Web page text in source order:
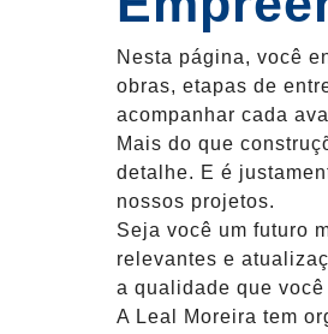
Nesta página, você
obras, etapas de
acompanhar cada
Mais do que
detalhe. E é
nossos projetos.
Seja você um futuro
relevantes e
a qualidade que
A Leal Moreira tem